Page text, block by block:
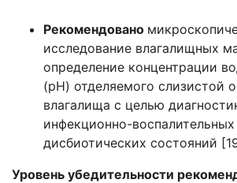
Рекомендовано
исследование влагалищных
определение концентрации
(рН) отделяемого слизистой
влагалища с целью
инфекционно-
дисбиотических состояний
Уровень убедительности